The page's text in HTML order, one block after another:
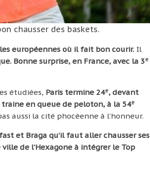
chausser des baskets.
européennes où il fait bon courir. Il
Bonne surprise, en France, avec la 3e
étudiées, Paris termine 24e, devant
en queue de peloton, à la 54e
aussi la cité phocéenne à l’honneur.
et Braga qu’il faut aller chausser ses
de l’Hexagone à intégrer le Top